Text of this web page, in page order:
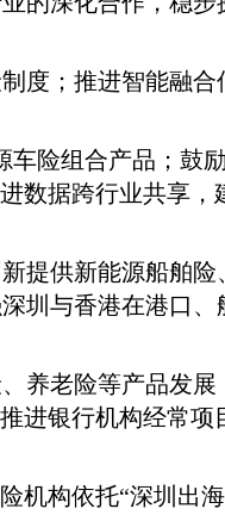
度；推进智能融合
车险组合产品；鼓
数据跨行业共享，
提供新能源船舶险
圳与香港在港口、
养老险等产品发展
进银行机构经常项
机构依托“深圳出